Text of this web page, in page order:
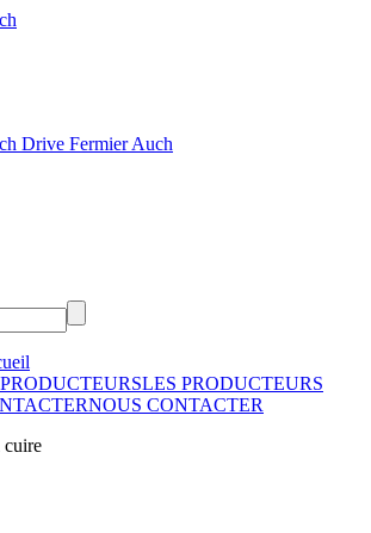
Drive Fermier Auch
LES PRODUCTEURS
NOUS CONTACTER
cuire